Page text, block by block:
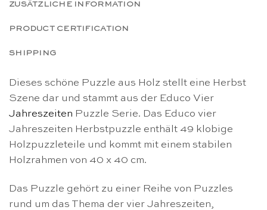
ZUSÄTZLICHE INFORMATION
PRODUCT CERTIFICATION
SHIPPING
Dieses schöne Puzzle aus Holz stellt eine Herbst
Szene dar und stammt aus der Educo Vier
Jahreszeiten Puzzle Serie. Das Educo vier
Jahreszeiten Herbstpuzzle enthält 49 klobige
Holzpuzzleteile und kommt mit einem stabilen
Holzrahmen von 40 x 40 cm.
Das Puzzle gehört zu einer Reihe von Puzzles
rund um das Thema der vier Jahreszeiten,